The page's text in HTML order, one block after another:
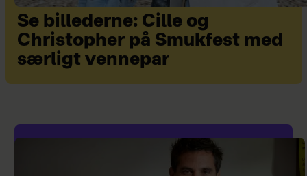
Se billederne: Cille og
Christopher på Smukfest med
særligt vennepar